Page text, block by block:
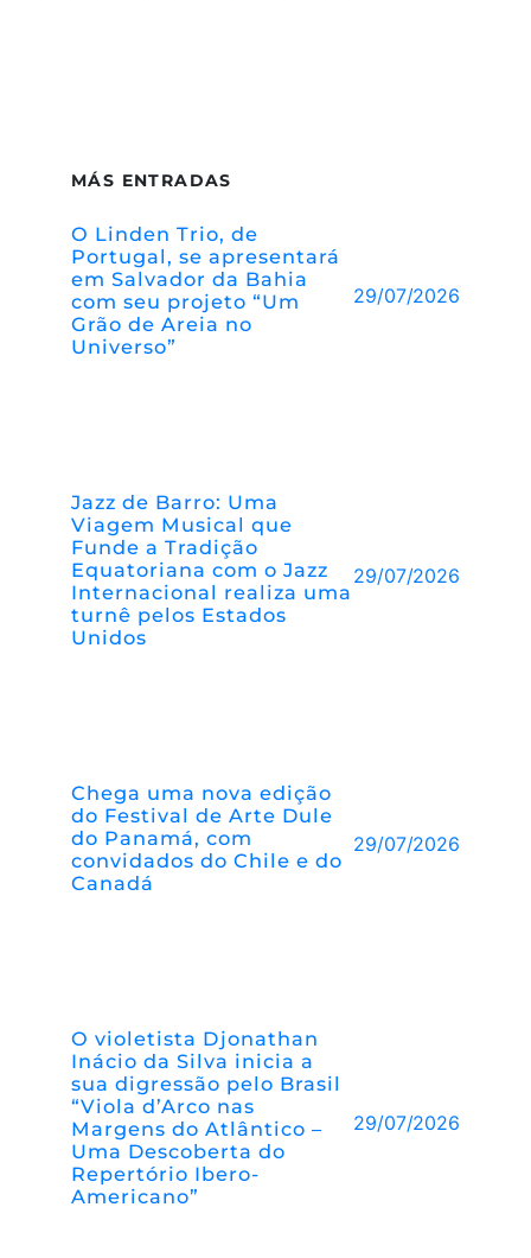
MÁS ENTRADAS
O Linden Trio, de
Portugal, se apresentará
em Salvador da Bahia
com seu projeto “Um
Grão de Areia no
Universo”
29/07/2026
Jazz de Barro: Uma
Viagem Musical que
Funde a Tradição
Equatoriana com o Jazz
Internacional realiza uma
turnê pelos Estados
Unidos
29/07/2026
Chega uma nova edição
do Festival de Arte Dule
do Panamá, com
convidados do Chile e do
Canadá
29/07/2026
O violetista Djonathan
Inácio da Silva inicia a
sua digressão pelo Brasil
“Viola d’Arco nas
Margens do Atlântico –
Uma Descoberta do
Repertório Ibero-
Americano”
29/07/2026